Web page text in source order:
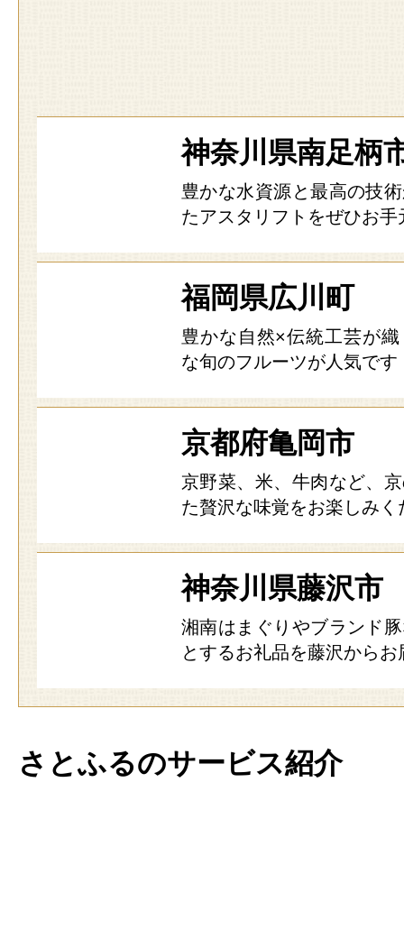
神奈川県南足柄
豊かな水資源と最高の技
たアスタリフトをぜひお手
福岡県広川町
豊かな自然×伝統工芸が
な旬のフルーツが人気です
京都府亀岡市
京野菜、米、牛肉など、
た贅沢な味覚をお楽しみく
神奈川県藤沢市
湘南はまぐりやブランド
とするお礼品を藤沢からお
さとふるのサービス紹介